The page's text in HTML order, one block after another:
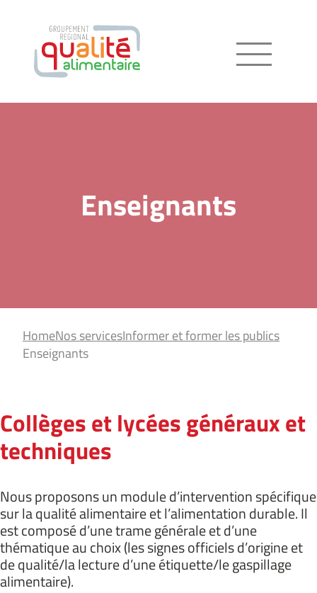
Menu
Enseignants
HomeNos servicesInformer et former les publics
Enseignants
Collèges et lycées généraux et
techniques
Nous proposons un module d’intervention spécifique
sur la qualité alimentaire et l’alimentation durable. Il
est composé d’une trame générale et d’une
thématique au choix (les signes officiels d’origine et
de qualité/la lecture d’une étiquette/le gaspillage
alimentaire).